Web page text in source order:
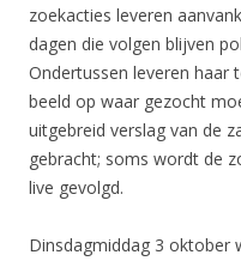
zoekacties leveren
dagen die volgen blijven
Ondertussen leveren haar
beeld op waar gezocht
uitgebreid verslag van de
gebracht; soms wordt de
live gevolgd.
Dinsdagmiddag 3 oktober